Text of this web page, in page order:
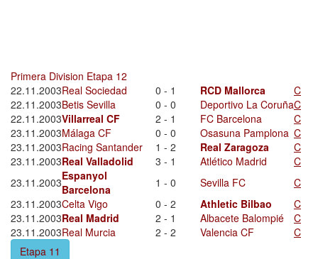
Primera Division Etapa 12
22.11.2003Real Sociedad 0 - 1 RCD Mallorca
C
22.11.2003Betis Sevilla 0 - 0 Deportivo La CoruñaC
22.11.2003Villarreal CF 2 - 1 FC Barcelona
C
23.11.2003Málaga CF 0 - 0 Osasuna Pamplona C
23.11.2003Racing Santander 1 - 2 Real Zaragoza
C
23.11.2003Real Valladolid 3 - 1 Atlético Madrid
C
23.11.2003Espanyol
Barcelona
1 - 0 Sevilla FC
C
23.11.2003Celta Vigo 0 - 2 Athletic Bilbao
C
23.11.2003Real Madrid 2 - 1 Albacete Balompié
C
23.11.2003Real Murcia 2 - 2 Valencia CF
C
Etapa 11